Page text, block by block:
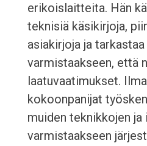
erikoislaitteita. Hän
teknisiä käsikirjoja,
asiakirjoja ja
varmistaakseen, että
laatuvaatimukset.
kokoonpanijat
muiden teknikkojen
varmistaakseen